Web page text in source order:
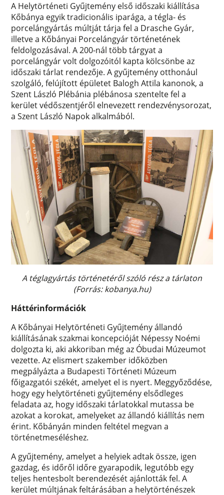
A Helytörténeti Gyűjtemény első időszaki kiállítása
Kőbánya egyik tradicionális iparága, a tégla- és
porcelángyártás múltját tárja fel a Drasche Gyár,
illetve a Kőbányai Porcelángyár történetének
feldolgozásával. A 200-nál több tárgyat a
porcelángyár volt dolgozóitól kapta kölcsönbe az
időszaki tárlat rendezője. A gyűjtemény otthonául
szolgáló, felújított épületet Balogh Attila kanonok, a
Szent László Plébánia plébánosa szentelte fel a
kerület védőszentjéről elnevezett rendezvénysorozat,
a Szent László Napok alkalmából.
A téglagyártás történetéről szóló rész a tárlaton
(Forrás: kobanya.hu)
Háttérinformációk
A Kőbányai Helytörténeti Gyűjtemény állandó
kiállításának szakmai koncepcióját Népessy Noémi
dolgozta ki, aki akkoriban még az Óbudai Múzeumot
vezette. Az elismert szakember időközben
megpályázta a Budapesti Történeti Múzeum
főigazgatói székét, amelyet el is nyert. Meggyőződése,
hogy egy helytörténeti gyűjtemény elsődleges
feladata az, hogy időszaki tárlatokkal mutassa be
azokat a korokat, amelyeket az állandó kiállítás nem
érint. Kőbányán minden feltétel megvan a
történetmeséléshez.
A gyűjtemény, amelyet a helyiek adtak össze, igen
gazdag, és időről időre gyarapodik, legutóbb egy
teljes hentesbolt berendezését ajánlották fel. A
kerület múltjának feltárásában a helytörténészek